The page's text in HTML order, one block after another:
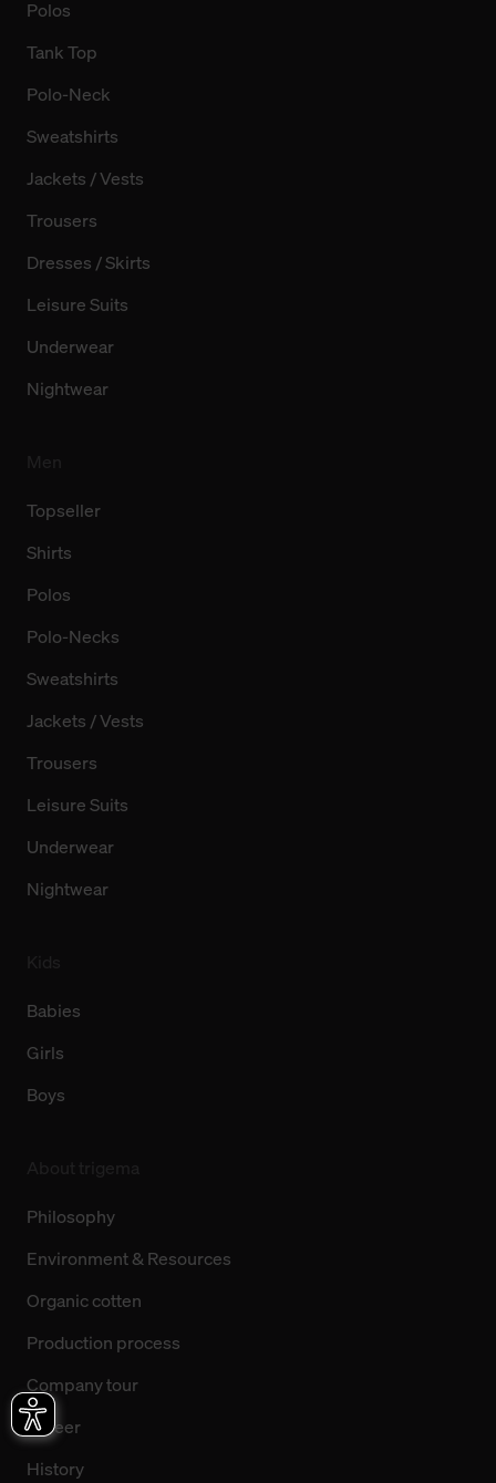
Polos
Tank Top
Polo-Neck
Sweatshirts
Jackets / Vests
Trousers
Dresses / Skirts
Leisure Suits
Underwear
Nightwear
Topseller
Shirts
Polos
Polo-Necks
Sweatshirts
Jackets / Vests
Trousers
Leisure Suits
Underwear
Nightwear
Babies
Girls
Boys
Philosophy
Environment & Resources
Organic cotten
Production process
Company tour
Career
History